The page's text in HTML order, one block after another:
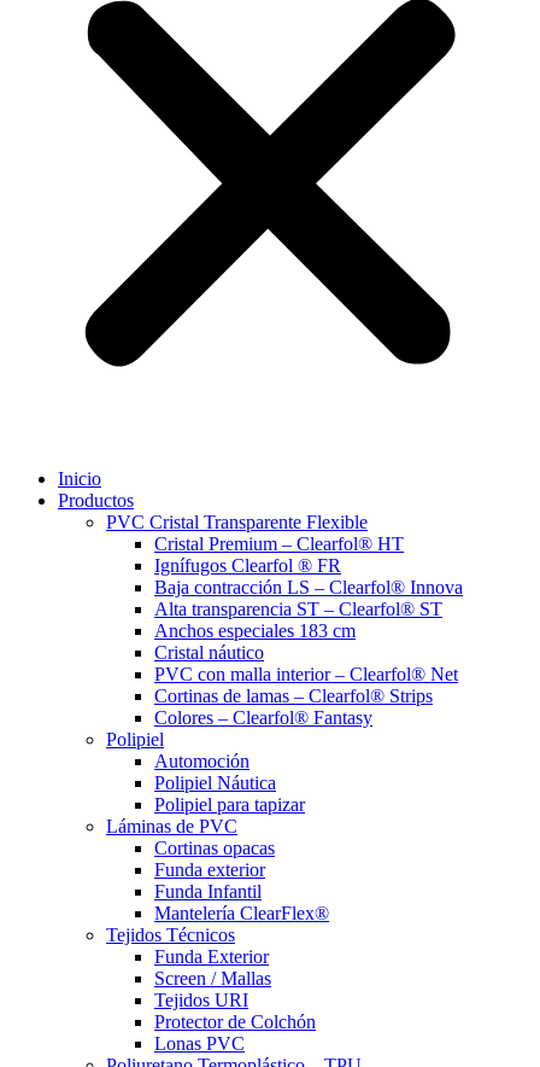
Inicio
Productos
PVC Cristal Transparente Flexible
Cristal Premium – Clearfol® HT
Ignífugos Clearfol ® FR
Baja contracción LS – Clearfol® Innova
Alta transparencia ST – Clearfol® ST
Anchos especiales 183 cm
Cristal náutico
PVC con malla interior – Clearfol® Net
Cortinas de lamas – Clearfol® Strips
Colores – Clearfol® Fantasy
Polipiel
Automoción
Polipiel Náutica
Polipiel para tapizar
Láminas de PVC
Cortinas opacas
Funda exterior
Funda Infantil
Mantelería ClearFlex®
Tejidos Técnicos
Funda Exterior
Screen / Mallas
Tejidos URI
Protector de Colchón
Lonas PVC